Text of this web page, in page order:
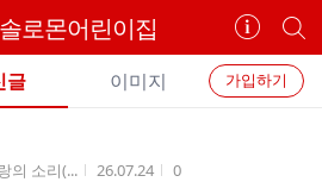
로몬어린이집
카
페
정
보
개
별
카
페
가입하기
글 이미지
자
의 소리(... 작성시간
26.07.24 조회수
0